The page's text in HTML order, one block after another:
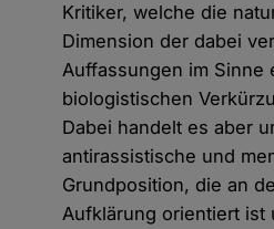
Kritiker, welche die
Dimension der dabei
Auffassungen im Sinne
biologistischen
Dabei handelt es aber
antirassistische und
Grundposition, die an
Aufklärung orientiert ist